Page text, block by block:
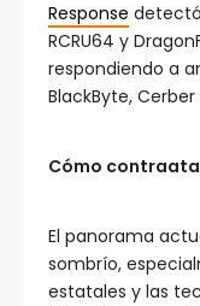
Response
RCRU64 y
respondiendo a
BlackByte, Cerber
Cómo
El panorama
sombrío,
estatales y las